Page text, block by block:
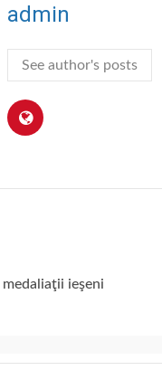
admin
See author's posts
ieşeni